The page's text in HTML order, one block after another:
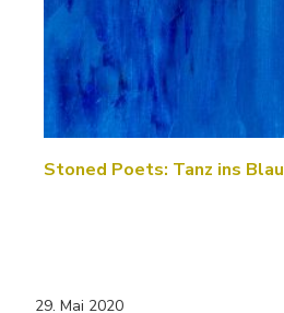
Stoned Poets: Tanz ins Blau
29. Mai 2020